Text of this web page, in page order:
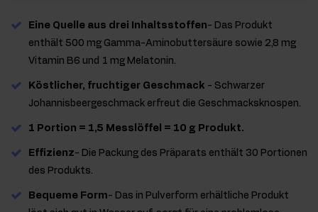
Eine Quelle aus drei Inhaltsstoffen- Das Produkt
enthält 500 mg Gamma-Aminobuttersäure sowie 2,8 mg
Vitamin B6 und 1 mg Melatonin.
Köstlicher, fruchtiger Geschmack - Schwarzer
Johannisbeergeschmack erfreut die Geschmacksknospen.
1 Portion = 1,5 Messlöffel = 10 g Produkt.
Effizienz- Die Packung des Präparats enthält 30 Portionen
des Produkts.
Bequeme Form- Das in Pulverform erhältliche Produkt